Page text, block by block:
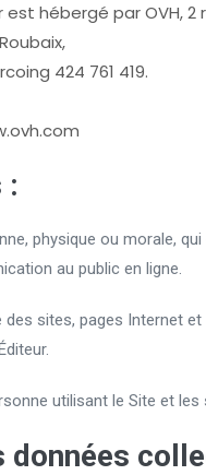
hébergé par OVH, 2
424 761 419.
:
physique ou morale,
au public en ligne.
des sites, pages Internet
utilisant le Site et les
données